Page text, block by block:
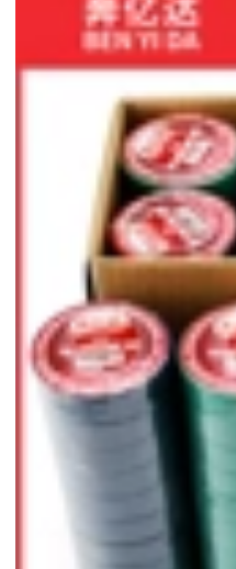
Benyida trong suốt
không đánh dấu
keo hai mặt có độ
nhớt cao bố cục
đám cưới hai mặt
keo dán không dư
chất kết dính hiện
vật không để lại dấu
vết trên hình ảnh
Tết Trang trí nhà
mới xe cưới không
đánh dấu keo đặc
biệt cho lễ hội mùa
xuân câu đối hai
mặt băng dính 2 mặt
đa năng
203,000
Keo hai mặt trắng
dầu Benyida 100u
có độ nhớt cao cố
định mạnh mẽ cho
văn phòng phẩm
công nghiệp Keo hai
mặt siêu dính mà
không để lại vết
Băng keo trong suốt
bằng tay tài khoản